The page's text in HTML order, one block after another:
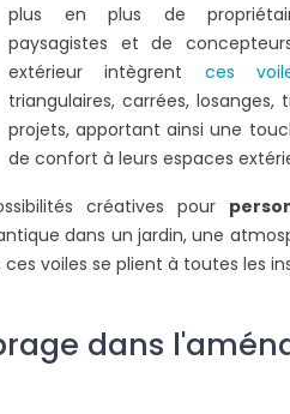
plus en plus de
paysagistes et de
extérieur intègrent ces
triangulaires, carrées, losanges,
projets, apportant ainsi une
de confort à leurs espaces
créatives pour
dans un jardin, une
voiles se plient à toutes les
dans